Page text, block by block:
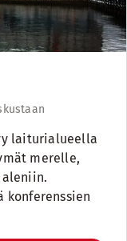
laiturialueella
merelle,
konferenssien